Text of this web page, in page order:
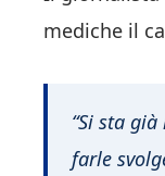
mediche il
“Si sta
farle